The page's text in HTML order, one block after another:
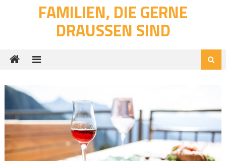
FAMILIEN, DIE GERNE
DRAUSSEN SIND